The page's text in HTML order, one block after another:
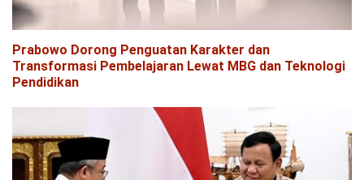
Prabowo Dorong Penguatan Karakter dan
Transformasi Pembelajaran Lewat MBG dan Teknologi
Pendidikan